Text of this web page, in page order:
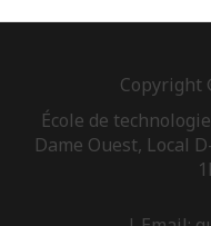
Copyright
École de
Dame Ouest, Local